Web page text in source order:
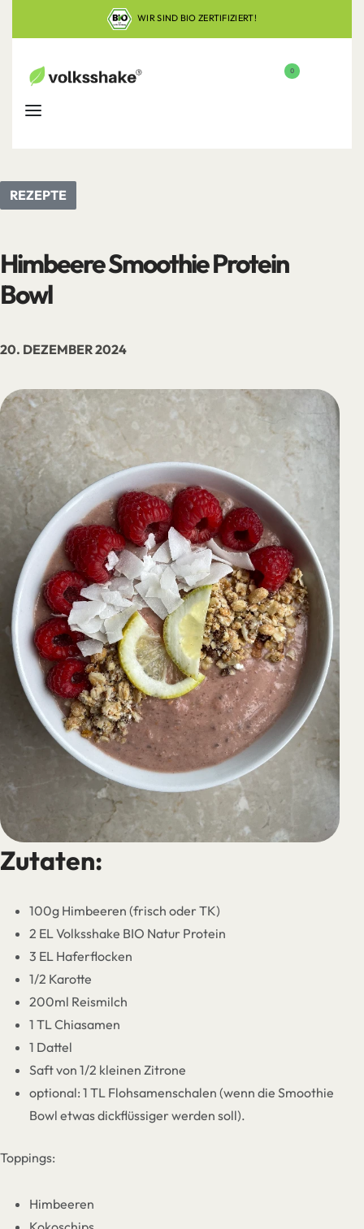
WIR SIND BIO ZERTIFIZIERT!
0
REZEPTE
Himbeere Smoothie Protein
Bowl
20. DEZEMBER 2024
Zutaten:
100g Himbeeren (frisch oder TK)
2 EL Volksshake BIO Natur Protein
3 EL Haferflocken
1/2 Karotte
200ml Reismilch
1 TL Chiasamen
1 Dattel
Saft von 1/2 kleinen Zitrone
optional: 1 TL Flohsamenschalen (wenn die Smoothie
Bowl etwas dickflüssiger werden soll).
Toppings:
Himbeeren